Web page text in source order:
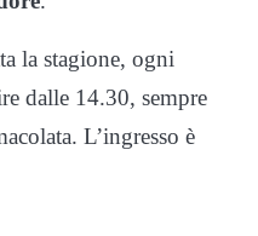
la stagione, ogni
dalle 14.30, sempre
L’ingresso è